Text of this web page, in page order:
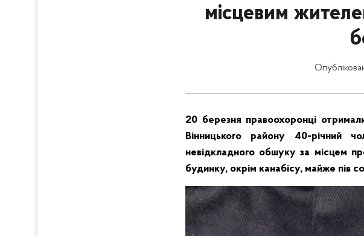
місцевим
20 березня правоохоронці
Вінницького району 40-річний
невідкладного обшуку за місцем
будинку, окрім канабісу, майже пів